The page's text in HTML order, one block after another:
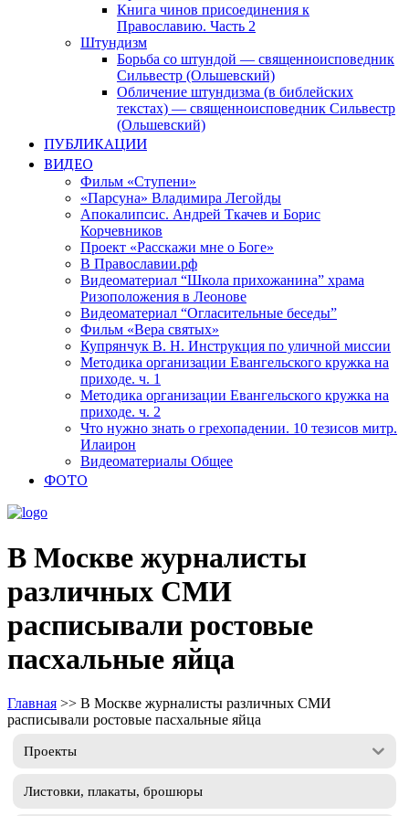
Книга чинов присоединения к
Православию. Часть 2
Штундизм
Борьба со штундой — священноисповедник
Сильвестр (Ольшевский)
Обличение штундизма (в библейских
текстах) — священноисповедник Сильвестр
(Ольшевский)
ПУБЛИКАЦИИ
ВИДЕО
Фильм «Ступени»
«Парсуна» Владимира Легойды
Апокалипсис. Андрей Ткачев и Борис
Корчевников
Проект «Расскажи мне о Боге»
В Православии.рф
Видеоматериал “Школа прихожанина” храма
Ризоположения в Леонове
Видеоматериал “Огласительные беседы”
Фильм «Вера святых»
Купрянчук В. Н. Инструкция по уличной миссии
Методика организации Евангельского кружка на
приходе. ч. 1
Методика организации Евангельского кружка на
приходе. ч. 2
Что нужно знать о грехопадении. 10 тезисов митр.
Илаирон
Видеоматериалы Общее
ФОТО
В Москве журналисты
различных СМИ
расписывали ростовые
пасхальные яйца
Главная >> В Москве журналисты различных СМИ
расписывали ростовые пасхальные яйца
Проекты
Листовки, плакаты, брошюры